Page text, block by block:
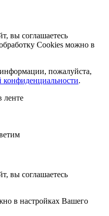
вы соглашаетесь
Cookies можно в
пожалуйста,
конфиденциальности.
ленте
вы соглашаетесь
в настройках Вашего